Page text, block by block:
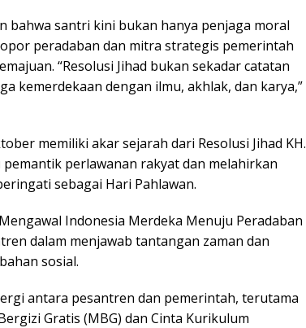
bahwa santri kini bukan hanya penjaga moral
peradaban dan mitra strategis pemerintah
“Resolusi Jihad bukan sekadar catatan
kemerdekaan dengan ilmu, akhlak, dan karya,”
memiliki akar sejarah dari Resolusi Jihad KH.
pemantik perlawanan rakyat dan melahirkan
sebagai Hari Pahlawan.
Indonesia Merdeka Menuju Peradaban
dalam menjawab tantangan zaman dan
sosial.
antara pesantren dan pemerintah, terutama
Gratis (MBG) dan Cinta Kurikulum